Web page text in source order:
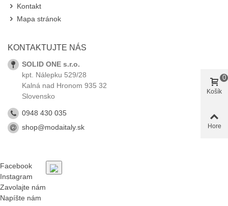
Kontakt
Mapa stránok
KONTAKTUJTE NÁS
SOLID ONE s.r.o.
kpt. Nálepku 529/28
Kalná nad Hronom 935 32
Slovensko
0948 430 035
shop@modaitaly.sk
Facebook
Instagram
Zavolajte nám
Napíšte nám
Košík
0
Hore